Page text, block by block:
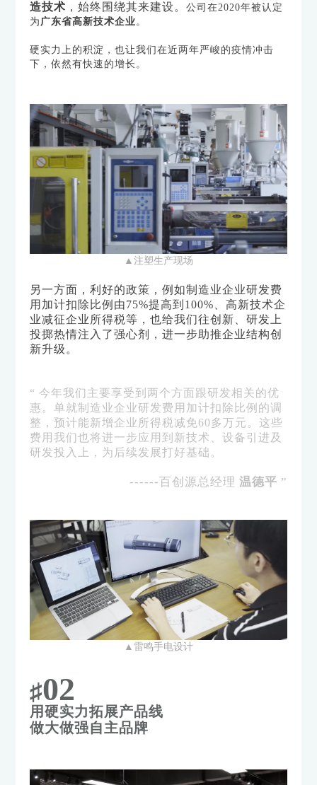
造技术 ，始终围绕其来建设。公司在2020年被认定
为 广东省高新技术企业。
硬实力上的积淀，也让我们在近两年严峻的疫情冲击
下，依然有快速的增长。
▲注塑生产现场
另一方面，利好的政策，例如制造业企业研发费
用加计扣除比例由75%提高到100%、高新技术企
业减征企业所得税等，也给我们往创新、研发上
投掷热情注入了强心剂，进一步助推企业结构创
新升级。
“ 今年我们主要享受到两个方面跟研发相关的优
惠。单就制造业企业研发费用加计扣除比例的调
整，预计能新增企业所得税减免60多万元。这些
费用我们也将进一步应用到新技术、设备引进及
研发投入上，为后续发展打好基础。
------百创源总经理 温德平 ”
▲雷鸣手电设计
♯02
用硬实力拓展产品线
做大做强自主品牌